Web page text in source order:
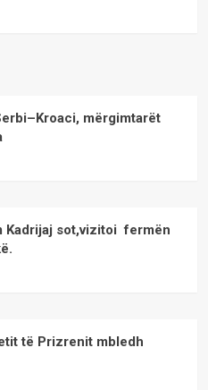
mërgimtarët
Kadrijaj sot,vizitoi fermën
të Prizrenit mbledh